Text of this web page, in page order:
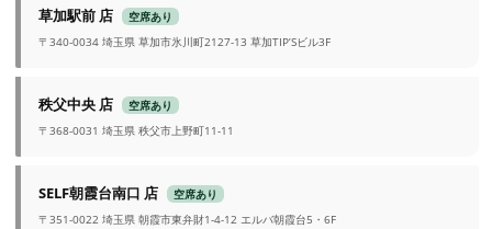
草加駅前 店
空席あり
〒340-0034 埼玉県 草加市氷川町2127-13 草加TIP’Sビル3F
秩父中央 店
空席あり
〒368-0031 埼玉県 秩父市上野町11-11
SELF朝霞台南口 店
空席あり
〒351-0022 埼玉県 朝霞市東弁財1-4-12 エルバ朝霞台5・6F